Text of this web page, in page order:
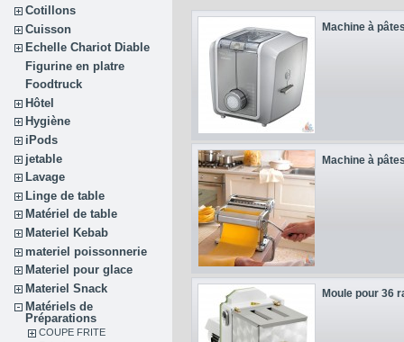
Cotillons
Cuisson
Echelle Chariot Diable
Figurine en platre
Foodtruck
Hôtel
Hygiène
iPods
jetable
Lavage
Linge de table
Matériel de table
Materiel Kebab
materiel poissonnerie
Materiel pour glace
Materiel Snack
Matériels de
Préparations
COUPE FRITE
Machine à
Machine à
Moule pour 36